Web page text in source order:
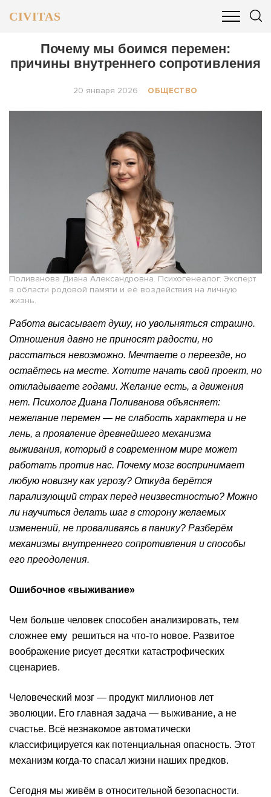
CIVITAS
ОБЩЕСТВО БИЗНЕС И ФИНАНСЫ
Почему мы боимся перемен:
причины внутреннего сопротивления
20 января 2026 ОБЩЕСТВО
Поливанова Диана Александровна. Психогенеалог. Эксперт
в области родовой памяти и её воздействия на личную
жизнь.
Работа высасывает душу, но увольняться страшно.
Отношения давно не приносят радости, но
расстаться невозможно. Мечтаете о переезде, но
остаётесь на месте. Хотите начать свой проект, но
откладываете годами. Желание есть, а движения
нет. Психолог Диана Поливанова объясняет:
нежелание перемен — не слабость характера и не
лень, а проявление древнейшего механизма
выживания, который в современном мире может
работать против нас. Почему мозг воспринимает
любую новизну как угрозу? Откуда берётся
парализующий страх перед неизвестностью? Можно
ли научиться делать шаг в сторону желаемых
изменений, не проваливаясь в панику? Разберём
механизмы внутреннего сопротивления и способы
его преодоления.
Ошибочное «выживание»
Чем больше человек способен анализировать, тем
сложнее ему решиться на что-то новое. Развитое
воображение рисует десятки катастрофических
сценариев.
Человеческий мозг — продукт миллионов лет
эволюции. Его главная задача — выживание, а не
счастье. Всё незнакомое автоматически
классифицируется как потенциальная опасность. Этот
механизм когда-то спасал жизни наших предков.
Сегодня мы живём в относительной безопасности.